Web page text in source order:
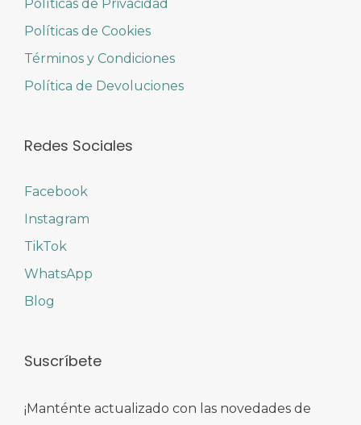
Políticas de Privacidad
Políticas de Cookies
Términos y Condiciones
Política de Devoluciones
Redes Sociales
Facebook
Instagram
TikTok
WhatsApp
Blog
Suscríbete
¡Manténte actualizado con las novedades de